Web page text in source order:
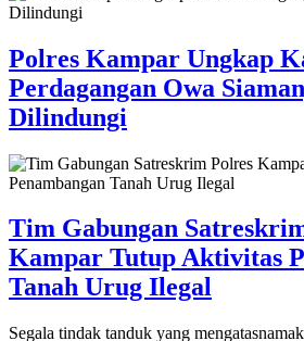
Polres Kampar Ungkap
Perdagangan Owa
Dilindungi
Tim Gabungan
Kampar Tutup Aktivitas
Tanah Urug Ilegal
Segala tindak tanduk yang